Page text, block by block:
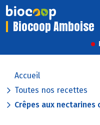
Biocoop Amboise
Accueil
Toutes nos recettes
Crêpes aux nectarines